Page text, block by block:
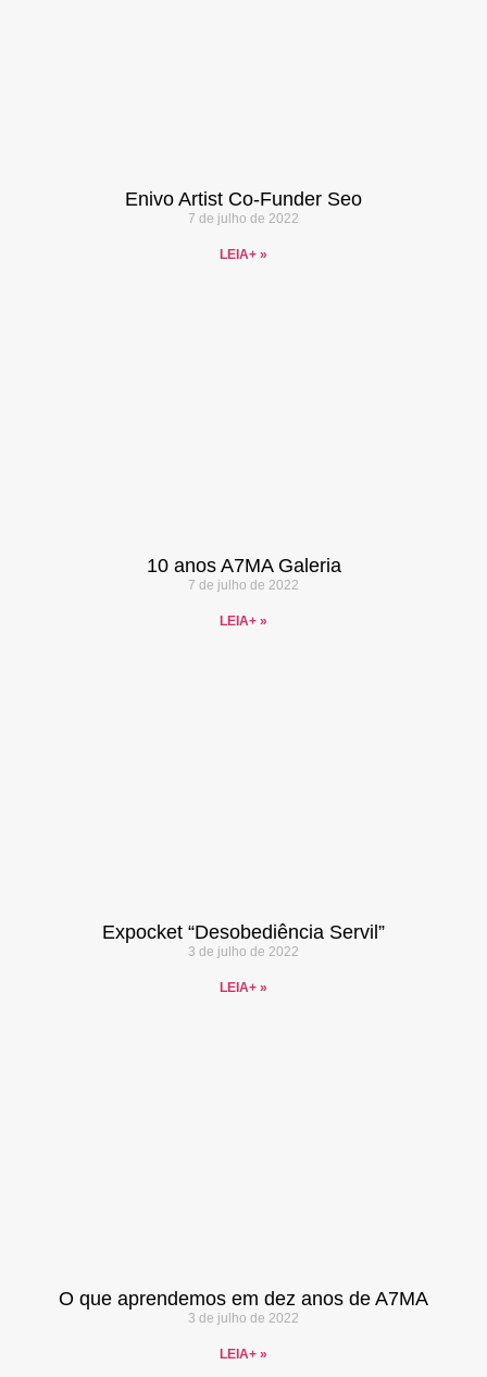
Enivo Artist Co-Funder Seo
7 de julho de 2022
LEIA+ »
10 anos A7MA Galeria
7 de julho de 2022
LEIA+ »
Expocket “Desobediência Servil”
3 de julho de 2022
LEIA+ »
O que aprendemos em dez anos de A7MA
3 de julho de 2022
LEIA+ »